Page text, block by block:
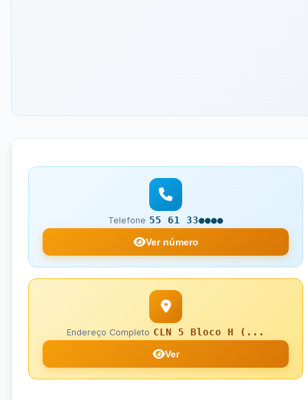
Telefone 55 61 33●●●●
Ver número
Endereço Completo CLN 5 Bloco H (...
Ver